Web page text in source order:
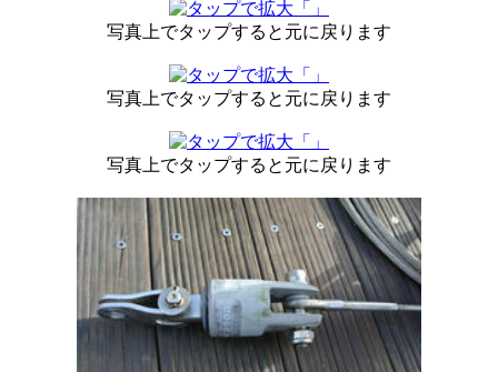
写真上でタップすると元に戻ります
写真上でタップすると元に戻ります
写真上でタップすると元に戻ります